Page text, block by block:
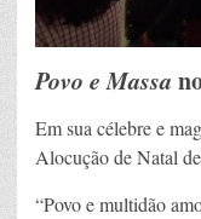
Povo e Massa
Em sua célebre e
Alocução de Natal
“Povo e multidão